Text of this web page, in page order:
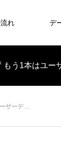
れ デ
もう1本はユー
ザーデ…